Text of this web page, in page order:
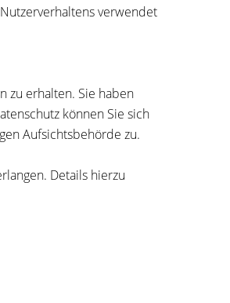
verwendet
zu erhalten. Sie haben
können Sie sich
Aufsichtsbehörde zu.
Details hierzu